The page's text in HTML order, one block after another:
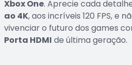
Xbox One. Aprecie cada
ao 4K, aos incríveis 120 FPS, e
vivenciar o futuro dos games
Porta HDMI de última geração.